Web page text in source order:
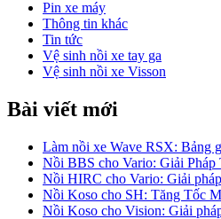
Pin xe máy
Thông tin khác
Tin tức
Vệ sinh nồi xe tay ga
Vệ sinh nồi xe Visson
Bài viết mới
Làm nồi xe Wave RSX: Bảng
Nồi BBS cho Vario: Giải
Nồi HIRC cho Vario: Giải
Nồi Koso cho SH: Tăng Tốc
Nồi Koso cho Vision: Giải